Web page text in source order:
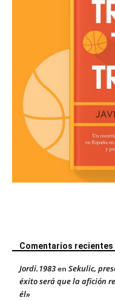
Comentarios recientes
Jordi.1983en Sekulic,
éxito será que la afición
él»